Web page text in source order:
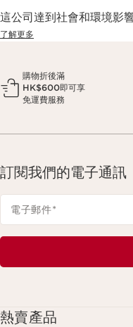
這公司達到社會和環境影
了解更多
購物折後滿
HK$600即可享
免運費服務
訂閱我們的電子通訊
電子郵件*
熱賣產品